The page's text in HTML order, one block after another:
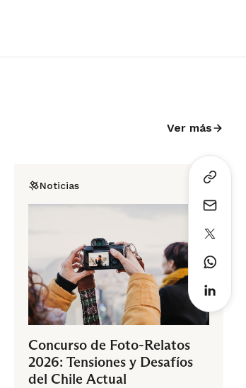
Ver más
Noticias
Concurso de Foto-Relatos
2026: Tensiones y Desafíos
del Chile Actual